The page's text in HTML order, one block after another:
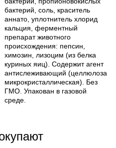
бактерий, соль, краситель
аннато, уплотнитель хлорид
кальция, ферментный
препарат животного
происхождения: пепсин,
химозин, лизоцим (из белка
куриных яиц). Содержит агент
антислеживающий (целлюлоза
микрокристаллическая). Без
ГМО. Упакован в газовой
среде.